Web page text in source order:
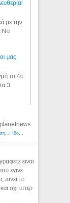
με την
No
μας
το 4ο
3
planetnews
Λόγιος Ερμής | Η γνώση ξεκινάει με την αναζήτηση...: Ιδού οι 18 που χρωστούν 11 δις ευρώ!
ειναι
εγινε
πινει το
οχι υπερ